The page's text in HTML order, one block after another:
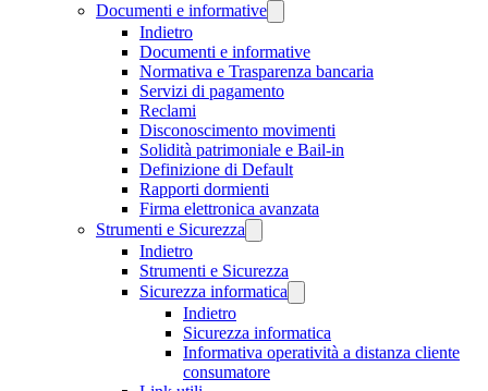
Documenti e informative
Indietro
Documenti e informative
Normativa e Trasparenza bancaria
Servizi di pagamento
Reclami
Disconoscimento movimenti
Solidità patrimoniale e Bail-in
Definizione di Default
Rapporti dormienti
Firma elettronica avanzata
Strumenti e Sicurezza
Indietro
Strumenti e Sicurezza
Sicurezza informatica
Indietro
Sicurezza informatica
Informativa operatività a distanza cliente
consumatore